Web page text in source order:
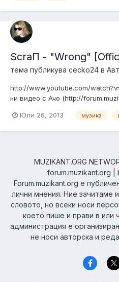
ScraП - "Wrong"
тема публикува cecko24 в
http://www.youtube.com/
ни видео с Ачо (http://
Поздрави!
Юли 26, 2013 музика
MUZIKANT.ORG
forum.muzikant.org |
Forum.muzikant.org е
лични мнения. Ние зачитаме
словото, но всеки носи
което пише и прави в или
администрация е
не носи авторска и